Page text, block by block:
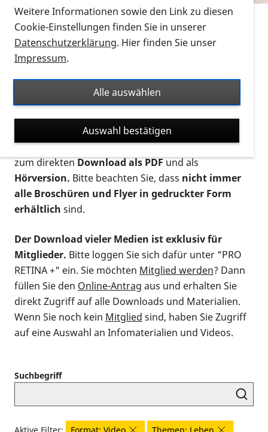
Thema Infomaterial auf der PRO RETINA-Website
für blinde und sehbehinderte Menschen an.
Auf dieser Seite finden Sie sämtliches Infomaterial
Ort. Nutzen Sie den Formatfilter, um ausschließlich
nach Flyern und Broschüren, Audios oder Videos zu
suchen. Die meisten Flyer und Broschüren werden in
verschiedenen Formaten angeboten: zur
postalischen Bestellung als gedruckte Variante
zum direktenDownload als PDFund als
Hörversion. Bitte beachten Sie, dass nicht immer
alle Broschüren und Flyer in gedruckter Form
erhältlich sind.
Der Download vieler Medien ist exklusiv für
Mitglieder. Bitte loggen Sie sich dafür unter "PRO
RETINA +" ein. Sie möchten Mitglied werden? Dann
füllen Sie den Online-Antrag aus und erhalten Sie
direkt Zugriff auf alle Downloads und Materialien.
Wenn Sie noch kein Mitglied sind, haben Sie Zugriff
auf eine Auswahl an Infomaterialien und Videos.
Suchbegriff
Weitere Informationen sowie den Link zu diesen
Cookie-Einstellungen finden Sie in unserer
Datenschutzerklärung. Hier finden Sie unser
Impressum.
Alle auswählen
Auswahl bestätigen